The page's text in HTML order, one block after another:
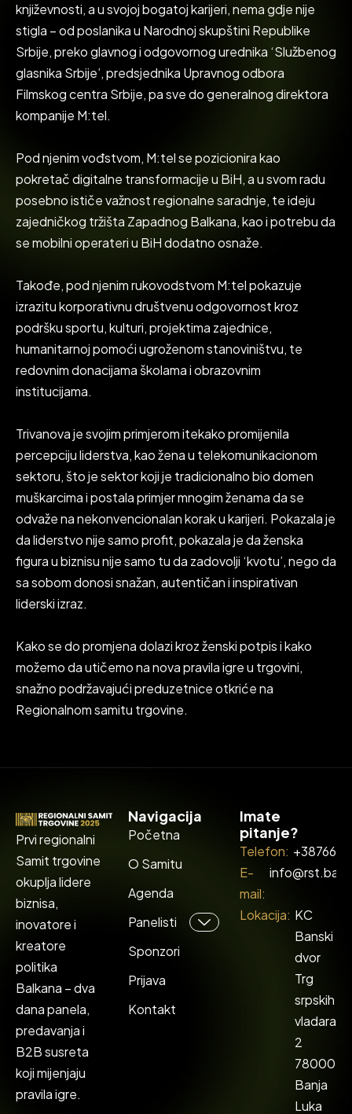
književnosti, a u svojoj bogatoj karijeri, nema gdje nije
stigla – od poslanika u Narodnoj skupštini Republike
Srbije, preko glavnog i odgovornog urednika ‘Službenog
glasnika Srbije’, predsjednika Upravnog odbora
Filmskog centra Srbije, pa sve do generalnog direktora
kompanije M:tel.
Pod njenim vođstvom, M:tel se pozicionira kao
pokretač digitalne transformacije u BiH, a u svom radu
posebno ističe važnost regionalne saradnje, te ideju
zajedničkog tržišta Zapadnog Balkana, kao i potrebu da
se mobilni operateri u BiH dodatno osnaže.
Takođe, pod njenim rukovodstvom M:tel pokazuje
izrazitu korporativnu društvenu odgovornost kroz
podršku sportu, kulturi, projektima zajednice,
humanitarnoj pomoći ugroženom stanoviništvu, te
redovnim donacijama školama i obrazovnim
institucijama.
Trivanova je svojim primjerom itekako promijenila
percepciju liderstva, kao žena u telekomunikacionom
sektoru, što je sektor koji je tradicionalno bio domen
muškarcima i postala primjer mnogim ženama da se
odvaže na nekonvencionalan korak u karijeri. Pokazala je
da liderstvo nije samo profit, pokazala je da ženska
figura u biznisu nije samo tu da zadovolji ‘kvotu’, nego da
sa sobom donosi snažan, autentičan i inspirativan
liderski izraz.
Kako se do promjena dolazi kroz ženski potpis i kako
možemo da utičemo na nova pravila igre u trgovini,
snažno podržavajući preduzetnice otkriće na
Regionalnom samitu trgovine.
Prvi regionalni
Samit trgovine
okuplja lidere
biznisa,
inovatore i
kreatore
politika
Balkana – dva
dana panela,
predavanja i
B2B susreta
koji mijenjaju
pravila igre.
Navigacija
Početna
O Samitu
Agenda
Panelisti
Sponzori
Prijava
Kontakt
Imate
pitanje?
Telefon:
E-
mail:
info@rst.ba
Lokacija: KC
Banski
dvor
Trg
srpskih
vladara
2
78000
Banja
Luka